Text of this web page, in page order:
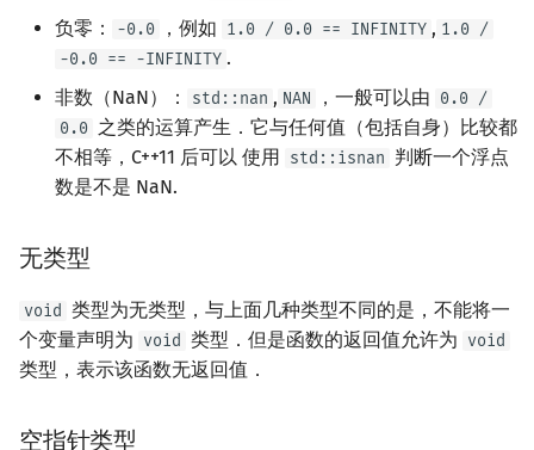
负零：
-0.0 ，例如 1.0 / 0.0 == INFINITY , 1.0 /
-0.0 == -INFINITY .
非数（NaN）：
std::nan , NAN ，一般可以由 0.0 /
0.0 之类的运算产生．它与任何值（包括自身）比较都
不相等，C++11 后可以 使用 std::isnan 判断一个浮点
数是不是 NaN.
无类型
void 类型为无类型，与上面几种类型不同的是，不能将一
个变量声明为 void 类型．但是函数的返回值允许为 void
类型，表示该函数无返回值．
空指针类型